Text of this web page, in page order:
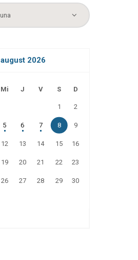
august 2026
Mi J V S D
1 2
5 6 7 8 9
12 13 14 15 16
19 20 21 22 23
26 27 28 29 30